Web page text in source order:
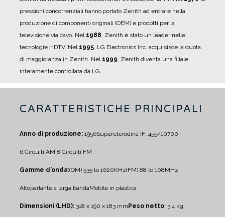
pressioni concorrenziali hanno portato Zenith ad entrare nella
produzione di componenti originali (OEM) e prodotti per la
televisione via cavo. Nel 1988 , Zenith è stato un leader nelle
tecnologie HDTV. Nel 1995 , LG Electronics Inc. acquisisce la quota
di maggioranza in Zenith. Nel 1999 , Zenith diventa una filiale
interamente controllata da LG.
CARATTERISTICHE PRINCIPALI
Anno di produzione: 1956Supereterodina IF: 455/10700
6 Circuiti AM 8 Circuiti FM
Gamme d'onda:(OM) 535 to 1620KHz(FM) 88 to 108MHz
Altoparlante a larga bandaMobile in plastica
Dimensioni (LHD): 318 x 190 x 183 mmPeso netto: 3,4 kg